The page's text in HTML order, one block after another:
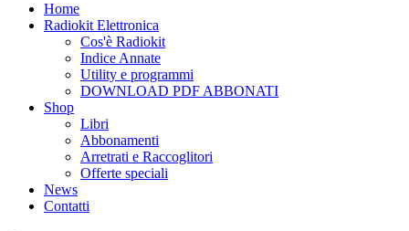
Home
Radiokit Elettronica
Cos'è Radiokit
Indice Annate
Utility e programmi
DOWNLOAD PDF ABBONATI
Shop
Libri
Abbonamenti
Arretrati e Raccoglitori
Offerte speciali
News
Contatti